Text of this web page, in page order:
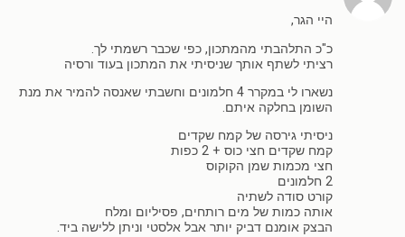
היי הגר,
כ"כ התלהבתי מהמתכון, כפי שכבר רשמתי לך.
רציתי לשתף אותך שניסיתי את המתכון בעוד ורסיה
נשארו לי במקרר 4 חלמונים וחשבתי שאנסה להמיר את מנת
השומן בחלקה איתם.
ניסיתי גירסה של קמח שקדים
קמח שקדים חצי כוס + 2 כפות
חצי מכמות שמן הקוקוס
2 חלמונים
קורט סודה לשתיה
אותה כמות של מים רותחים, פסיליום ומלח
הבצק אומנם דביק יותר אבל אלסטי וניתן ללישה ביד.